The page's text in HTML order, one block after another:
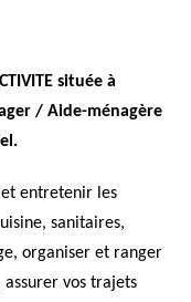
située à
/ Aide-ménagère
entretenir les
sanitaires,
organiser et ranger
assurer vos trajets